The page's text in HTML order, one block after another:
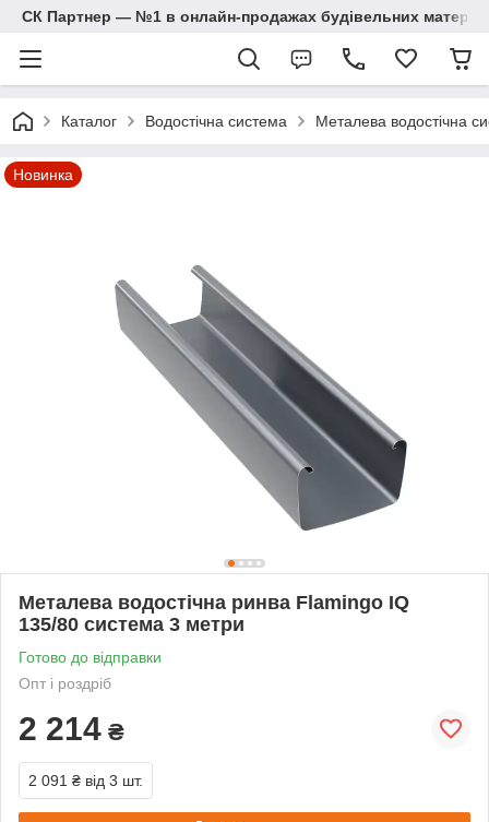
СК Партнер — №1 в онлайн-продажах будівельних
Каталог Водостічна система Металева водостічна
Новинка
Металева водостічна ринва Flamingo IQ
135/80 система 3 метри
Готово до відправки
Опт і роздріб
2 214 ₴
2 091 ₴ від 3 шт.